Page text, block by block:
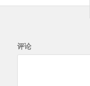
评论